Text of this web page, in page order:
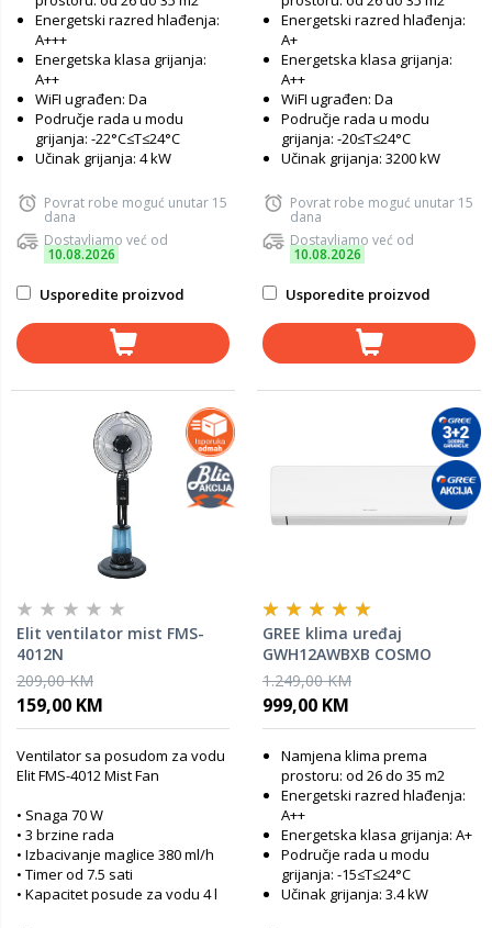
Energetski razred hlađenja:
A+++
Energetska klasa grijanja:
A++
WiFI ugrađen: Da
Područje rada u modu
grijanja: -22°C≤T≤24°C
Učinak grijanja: 4 kW
Povrat robe moguć unutar 15
dana
Dostavljamo već od
10.08.2026
Usporedite proizvod
Energetski razred hlađenja:
A+
Energetska klasa grijanja:
A++
WiFI ugrađen: Da
Područje rada u modu
grijanja: -20≤T≤24°C
Učinak grijanja: 3200 kW
Povrat robe moguć unutar 15
dana
Dostavljamo već od
10.08.2026
Usporedite proizvod
Elit ventilator mist FMS-
4012N
209,00 KM
159,00 KM
Ventilator sa posudom za vodu
Elit FMS-4012 Mist Fan
• Snaga 70 W
• 3 brzine rada
• Izbacivanje maglice 380 ml/h
• Timer od 7.5 sati
• Kapacitet posude za vodu 4 l
GREE klima uređaj
GWH12AWBXB COSMO
ECONOMICAL
1.249,00 KM
999,00 KM
Namjena klima prema
prostoru: od 26 do 35 m2
Energetski razred hlađenja:
A++
Energetska klasa grijanja: A+
Područje rada u modu
grijanja: -15≤T≤24°C
Učinak grijanja: 3.4 kW